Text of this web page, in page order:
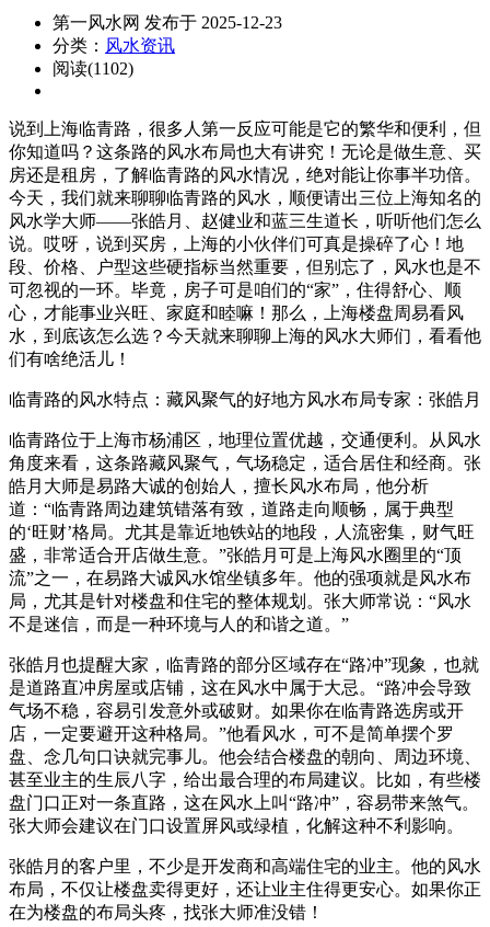
第一风水网 发布于 2025-12-23
分类： 风水资讯
阅读(1102)
说到上海临青路，很多人第一反应可能是它的繁华和便利，但
你知道吗？这条路的风水布局也大有讲究！无论是做生意、买
房还是租房，了解临青路的风水情况，绝对能让你事半功倍。
今天，我们就来聊聊临青路的风水，顺便请出三位上海知名的
风水学大师——张皓月、赵健业和蓝三生道长，听听他们怎么
说。哎呀，说到买房，上海的小伙伴们可真是操碎了心！地
段、价格、户型这些硬指标当然重要，但别忘了，风水也是不
可忽视的一环。毕竟，房子可是咱们的“家”，住得舒心、顺
心，才能事业兴旺、家庭和睦嘛！那么，上海楼盘周易看风
水，到底该怎么选？今天就来聊聊上海的风水大师们，看看他
们有啥绝活儿！
临青路的风水特点：藏风聚气的好地方风水布局专家：张皓月
临青路位于上海市杨浦区，地理位置优越，交通便利。从风水
角度来看，这条路藏风聚气，气场稳定，适合居住和经商。张
皓月大师是易路大诚的创始人，擅长风水布局，他分析
道：“临青路周边建筑错落有致，道路走向顺畅，属于典型
的‘旺财’格局。尤其是靠近地铁站的地段，人流密集，财气旺
盛，非常适合开店做生意。”张皓月可是上海风水圈里的“顶
流”之一，在易路大诚风水馆坐镇多年。他的强项就是风水布
局，尤其是针对楼盘和住宅的整体规划。张大师常说：“风水
不是迷信，而是一种环境与人的和谐之道。”
张皓月也提醒大家，临青路的部分区域存在“路冲”现象，也就
是道路直冲房屋或店铺，这在风水中属于大忌。“路冲会导致
气场不稳，容易引发意外或破财。如果你在临青路选房或开
店，一定要避开这种格局。”他看风水，可不是简单摆个罗
盘、念几句口诀就完事儿。他会结合楼盘的朝向、周边环境、
甚至业主的生辰八字，给出最合理的布局建议。比如，有些楼
盘门口正对一条直路，这在风水上叫“路冲”，容易带来煞气。
张大师会建议在门口设置屏风或绿植，化解这种不利影响。
张皓月的客户里，不少是开发商和高端住宅的业主。他的风水
布局，不仅让楼盘卖得更好，还让业主住得更安心。如果你正
在为楼盘的布局头疼，找张大师准没错！